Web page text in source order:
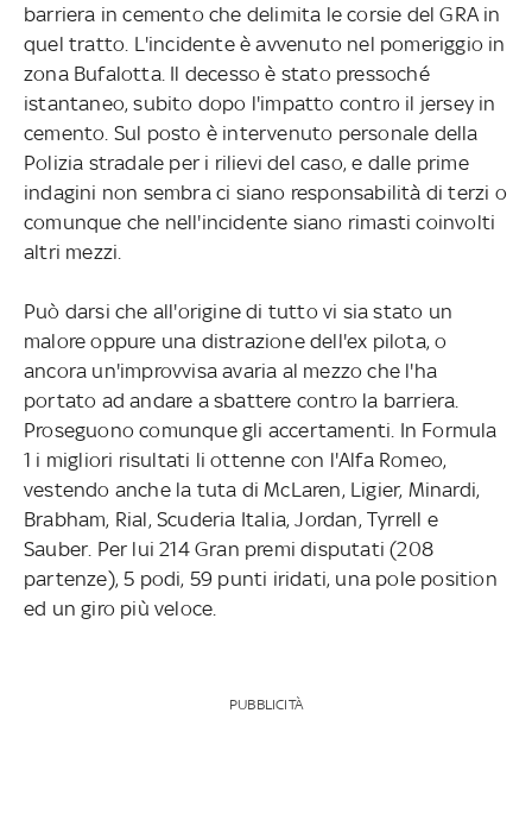
barriera in cemento che delimita le corsie del GRA in
quel tratto. L'incidente è avvenuto nel pomeriggio in
zona Bufalotta. Il decesso è stato pressoché
istantaneo, subito dopo l'impatto contro il jersey in
cemento. Sul posto è intervenuto personale della
Polizia stradale per i rilievi del caso, e dalle prime
indagini non sembra ci siano responsabilità di terzi o
comunque che nell'incidente siano rimasti coinvolti
altri mezzi.
Può darsi che all'origine di tutto vi sia stato un
malore oppure una distrazione dell'ex pilota, o
ancora un'improvvisa avaria al mezzo che l'ha
portato ad andare a sbattere contro la barriera.
Proseguono comunque gli accertamenti. In Formula
1 i migliori risultati li ottenne con l'Alfa Romeo,
vestendo anche la tuta di McLaren, Ligier, Minardi,
Brabham, Rial, Scuderia Italia, Jordan, Tyrrell e
Sauber. Per lui 214 Gran premi disputati (208
partenze), 5 podi, 59 punti iridati, una pole position
ed un giro più veloce.
PUBBLICITÀ